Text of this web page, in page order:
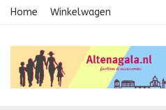
Home Winkelwagen